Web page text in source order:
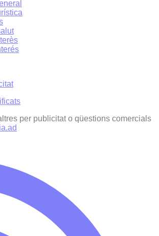
per publicitat o qüestions comercials